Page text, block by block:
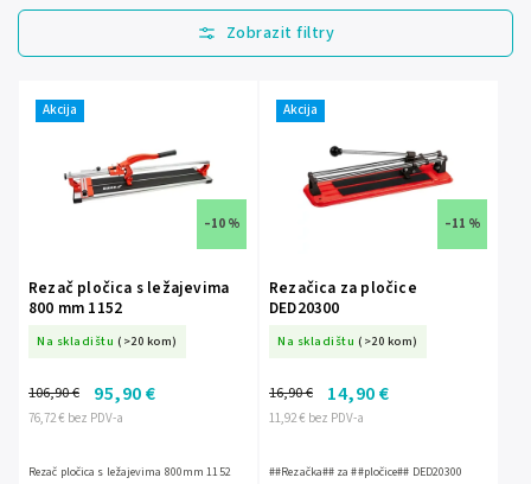
Najprodavanije
Najjeftinije
Akcija
–10 %
Rezač pločica s ležajevima
800 mm 1152
Na skladištu (>20 kom)
76,72 € bez PDV-a
106,90 € 95,90 €
Rezač pločica s ležajevima 800mm 1152
Akcija
–11 %
Rezačica za pločice
DED20300
Na skladištu (>20 kom)
11,92 € bez PDV-a
16,90 € 14,90 €
##Rezačka## za ##pločice## DED20300